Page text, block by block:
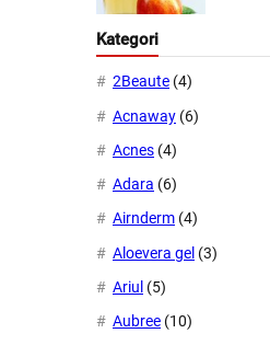
Kategori
2Beaute (4)
Acnaway (6)
Acnes (4)
Adara (6)
Airnderm (4)
Aloevera gel (3)
Ariul (5)
Aubree (10)